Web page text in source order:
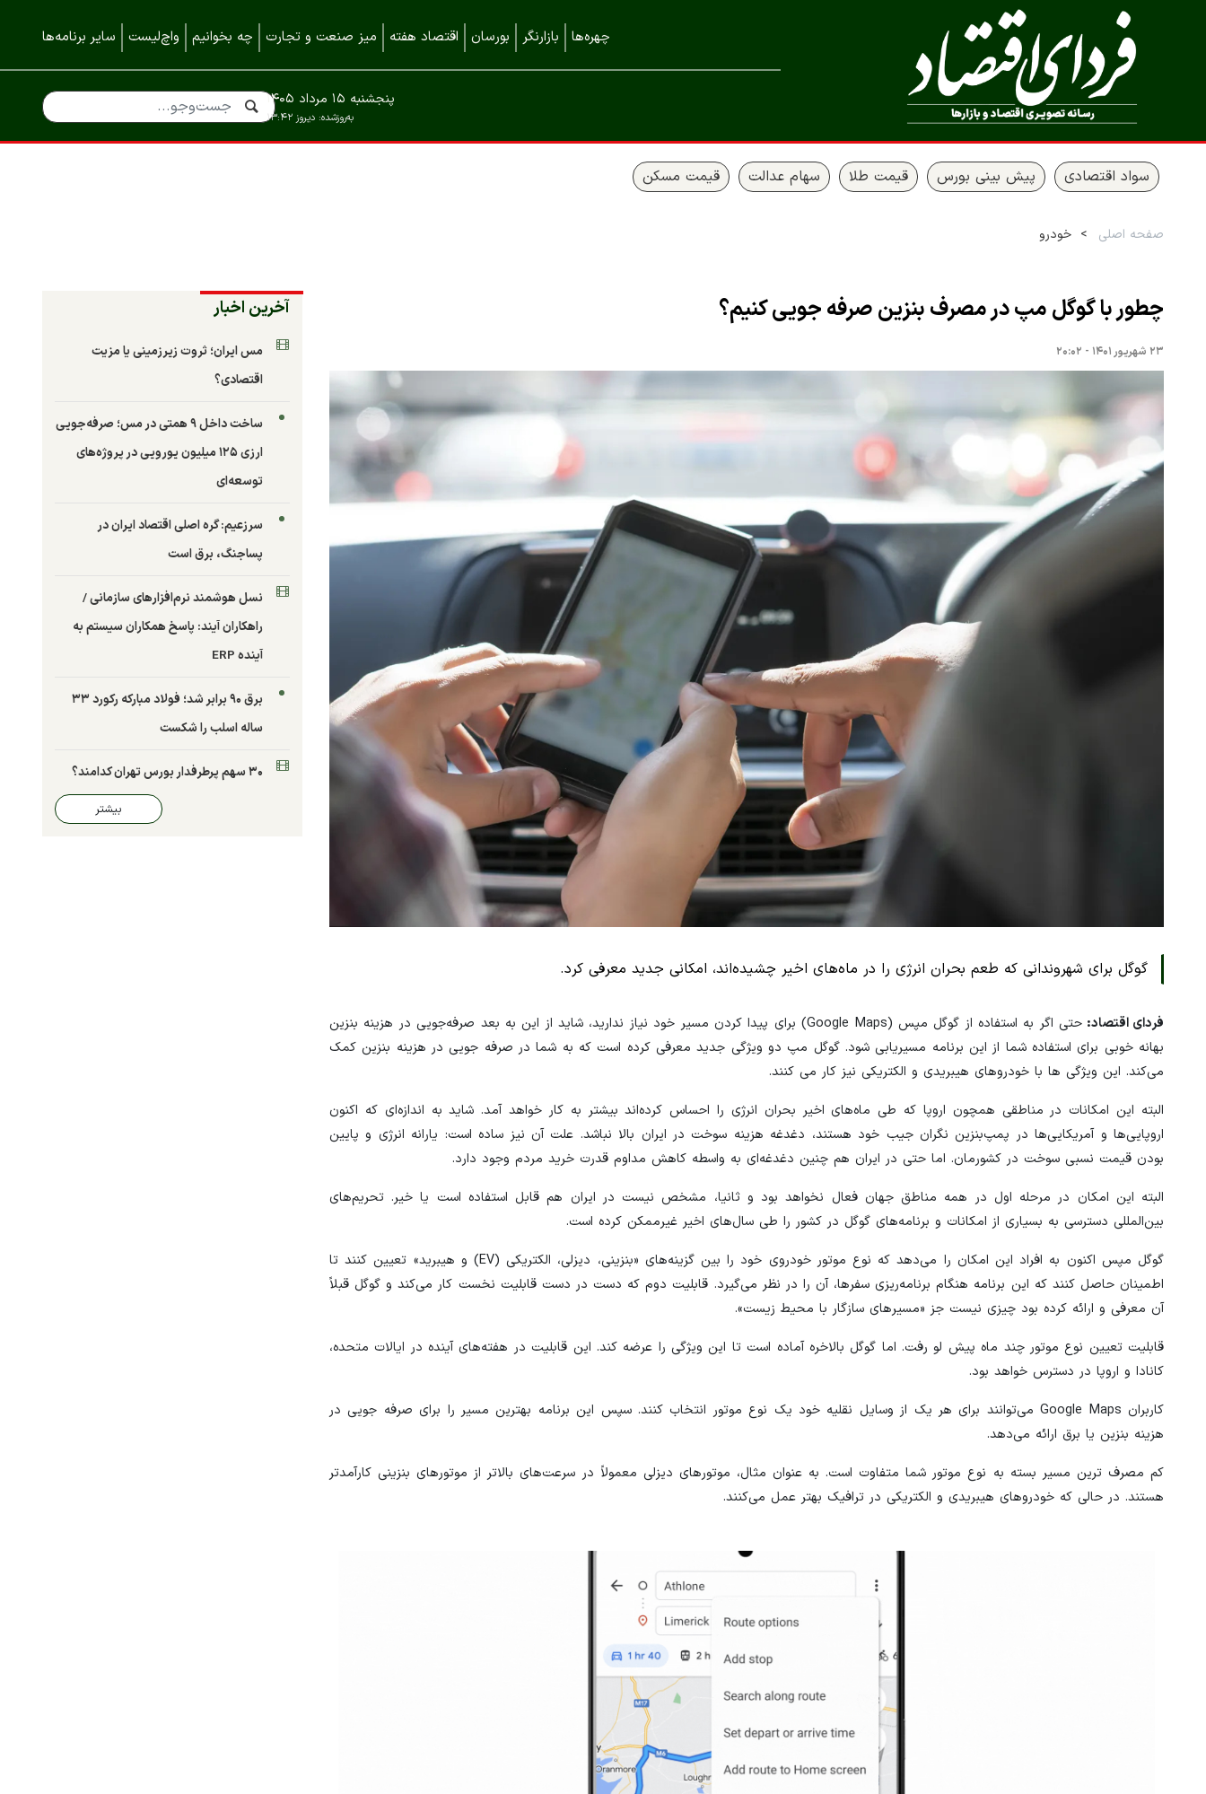
چهره‌ها بازارنگر بورسان اقتصاد هفته میز صنعت و تجارت چه بخوانیم واچ‌لیست سایر برنامه‌ها
به‌روزشده: دیروز ۱۳:۴۲
پنجشنبه ۱۵ مرداد ۱۴۰۵
سواد اقتصادی پیش بینی بورس قیمت طلا سهام عدالت قیمت مسکن
صفحه اصلی خودرو
چطور با گوگل مپ در مصرف بنزین صرفه جویی کنیم؟
۲۳ شهریور ۱۴۰۱ - ۲۰:۰۲
گوگل برای شهروندانی که طعم بحران انرژی را در ماه‌های اخیر چشیده‌اند، امکانی جدید معرفی کرد.
فردای اقتصاد:
حتی اگر به استفاده از گوگل مپس (Google Maps) برای پیدا کردن مسیر خود نیاز ندارید، شاید از این به بعد صرفه‌جویی در هزینه بنزین
بهانه خوبی برای استفاده شما از این برنامه مسیریابی شود. گوگل مپ دو ویژگی جدید معرفی کرده است که به شما در صرفه جویی در هزینه بنزین کمک
می‌کند. این ویژگی ها با خودروهای هیبریدی و الکتریکی نیز کار می کنند.
البته این امکانات در مناطقی همچون اروپا که طی ماه‌های اخیر بحران انرژی را احساس کرده‌اند بیشتر به کار خواهد آمد. شاید به اندازه‌ای که اکنون
اروپایی‌ها و آمریکایی‌ها در پمپ‌بنزین نگران جیب خود هستند، دغدغه هزینه سوخت در ایران بالا نباشد. علت آن نیز ساده است: یارانه انرژی و پایین
بودن قیمت نسبی سوخت در کشورمان. اما حتی در ایران هم چنین دغدغه‌ای به واسطه کاهش مداوم قدرت خرید مردم وجود دارد.
البته این امکان در مرحله اول در همه مناطق جهان فعال نخواهد بود و ثانیا، مشخص نیست در ایران هم قابل استفاده است یا خیر. تحریم‌های
بین‌المللی دسترسی به بسیاری از امکانات و برنامه‌های گوگل در کشور را طی سال‌های اخیر غیرممکن کرده است.
گوگل مپس اکنون به افراد این امکان را می‌دهد که نوع موتور خودروی خود را بین گزینه‌های «بنزینی، دیزلی، الکتریکی (EV) و هیبرید» تعیین کنند تا
اطمینان حاصل کنند که این برنامه هنگام برنامه‌ریزی سفرها، آن را در نظر می‌گیرد. قابلیت دوم که دست در دست قابلیت نخست کار می‌کند و گوگل قبلاً
آن معرفی و ارائه کرده بود چیزی نیست جز «مسیرهای سازگار با محیط زیست».
قابلیت تعیین نوع موتور چند ماه پیش لو رفت. اما گوگل بالاخره آماده است تا این ویژگی را عرضه کند. این قابلیت در هفته‌های آینده در ایالات متحده،
کانادا و اروپا در دسترس خواهد بود.
کاربران Google Maps می‌توانند برای هر یک از وسایل نقلیه خود یک نوع موتور انتخاب کنند. سپس این برنامه بهترین مسیر را برای صرفه جویی در
هزینه بنزین یا برق ارائه می‌دهد.
کم مصرف ترین مسیر بسته به نوع موتور شما متفاوت است. به عنوان مثال، موتورهای دیزلی معمولاً در سرعت‌های بالاتر از موتورهای بنزینی کارآمدتر
هستند. در حالی که خودروهای هیبریدی و الکتریکی در ترافیک بهتر عمل می‌کنند.
آخرین اخبار
مس ایران؛ ثروت زیرزمینی یا مزیت
اقتصادی؟
ساخت داخل ۹ همتی در مس؛ صرفه‌جویی
ارزی ۱۲۵ میلیون یورویی در پروژه‌های
توسعه‌ای
سرزعیم: گره اصلی اقتصاد ایران در
پساجنگ، برق است
نسل هوشمند نرم‌افزارهای سازمانی /
راهکاران آیند: پاسخ همکاران سیستم به
آینده ERP
برق ۹۰ برابر شد؛ فولاد مبارکه رکورد ۳۳
ساله اسلب را شکست
۳۰ سهم پرطرفدار بورس تهران کدامند؟
بیشتر